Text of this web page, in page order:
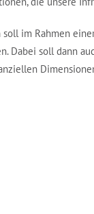
im Rahmen
Dabei soll dann